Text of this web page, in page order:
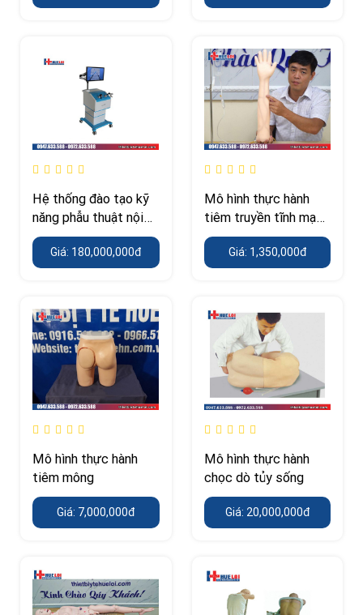
Hệ thống đào tạo kỹ
năng phẫu thuật nội
soi
Giá: 180,000,000đ
Mô hình thực hành
tiêm truyền tĩnh mạch
cánh tay
Giá: 1,350,000đ
Mô hình thực hành
tiêm mông
Giá: 7,000,000đ
Mô hình thực hành
chọc dò tủy sống
Giá: 20,000,000đ